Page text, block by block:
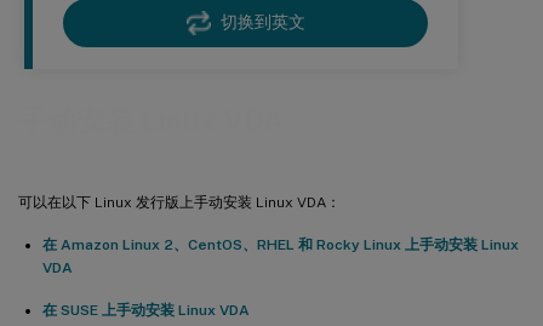
切换到英文
可以在以下 Linux 发行版上手动安装 Linux VDA：
在 Amazon Linux 2、CentOS、RHEL 和 Rocky Linux 上手动安装 Linux
VDA
在 SUSE 上手动安装 Linux VDA